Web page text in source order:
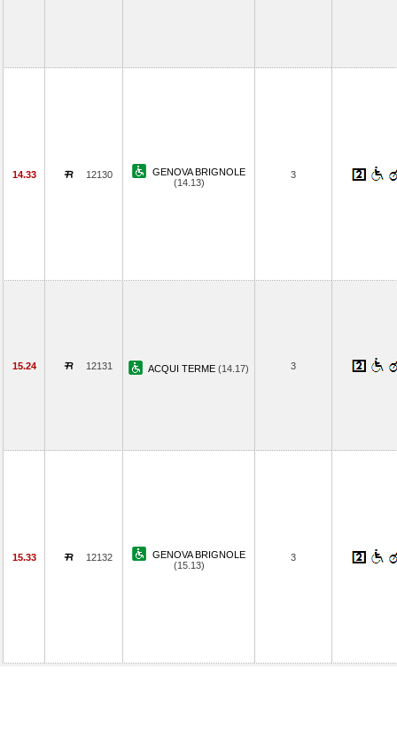
14.33 12130
GENOVA BRIGNOLE
(14.13)
3
15.24 12131 ACQUI TERME (14.17) 3
15.33 12132
GENOVA BRIGNOLE
(15.13)
3